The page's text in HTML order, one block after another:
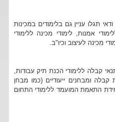
תגלו עניין גם בלימודים במכינות
אמנות, לימודי מכינה ללימודי
מכינה לעיצוב וכיו"ב.
קבלה ללימודי הכנת תיק עבודות,
קבלה ומבחנים ייעודיים (כמו מבחן
התאמת המועמד ללימודי התחום